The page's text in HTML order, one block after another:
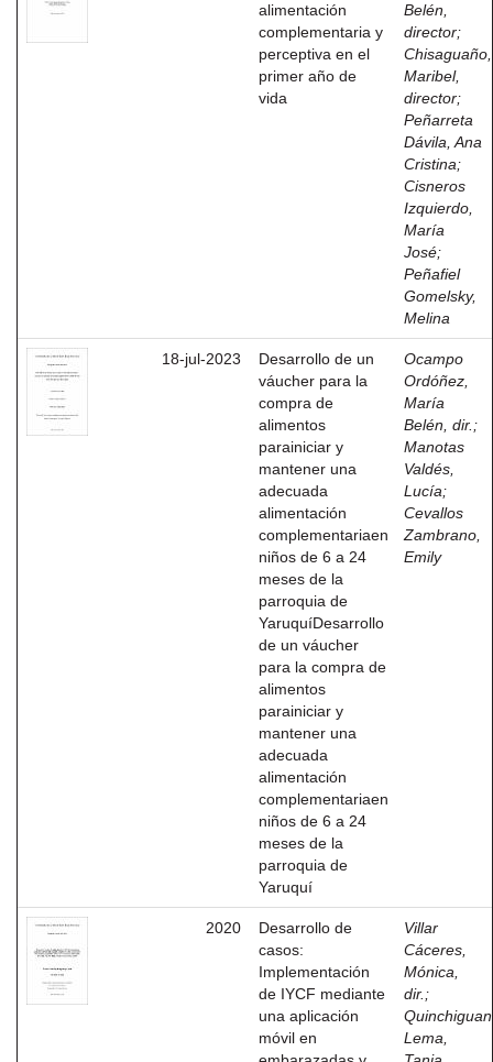
alimentación
complementaria y
perceptiva en el
primer año de
vida
Belén,
director;
Chisaguaño,
Maribel,
director;
Peñarreta
Dávila, Ana
Cristina;
Cisneros
Izquierdo,
María
José;
Peñafiel
Gomelsky,
Melina
18-jul-2023
Desarrollo de un
váucher para la
compra de
alimentos
parainiciar y
mantener una
adecuada
alimentación
complementariaen
niños de 6 a 24
meses de la
parroquia de
YaruquíDesarrollo
de un váucher
para la compra de
alimentos
parainiciar y
mantener una
adecuada
alimentación
complementariaen
niños de 6 a 24
meses de la
parroquia de
Yaruquí
Ocampo
Ordóñez,
María
Belén, dir. ;
Manotas
Valdés,
Lucía;
Cevallos
Zambrano,
Emily
2020
Desarrollo de
casos:
Implementación
de IYCF mediante
una aplicación
móvil en
Villar
Cáceres,
Mónica,
dir. ;
Lema,